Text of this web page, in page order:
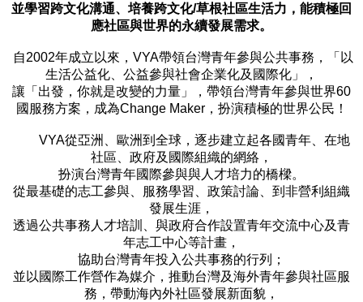
並學習跨文化溝通、培養跨文化/草根社區生活力，能積極回
應社區與世界的永續發展需求。
自2002年成立以來，VYA帶領台灣青年參與公共事務，「以
生活公益化、公益參與社會企業化及國際化」，
讓「出發，你就是改變的力量」，帶領台灣青年參與世界60
國服務方案，成為Change Maker，扮演積極的世界公民！
VYA從亞洲、歐洲到全球，逐步建立起各國青年、在地
社區、政府及國際組織的網絡，
扮演台灣青年國際參與與人才培力的橋樑。
從最基礎的志工參與、服務學習、政策討論、到非營利組織
發展生涯，
透過公共事務人才培訓、與政府合作設置青年交流中心及青
年志工中心等計畫，
協助台灣青年投入公共事務的行列；
並以國際工作營作為媒介，推動台灣及海外青年參與社區服
務，帶動海內外社區發展新面貌，